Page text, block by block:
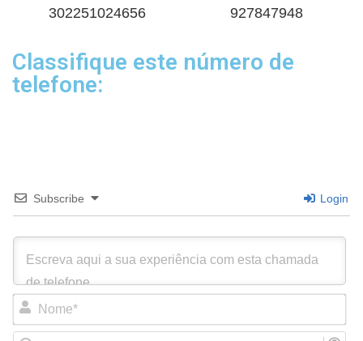
302251024656 927847948
Classifique este número de
telefone:
Subscribe Login
N
m